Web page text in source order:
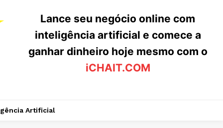
Lance seu negócio online com
inteligência artificial e comece a
ganhar dinheiro hoje mesmo com o
iCHAIT.COM
Artificial